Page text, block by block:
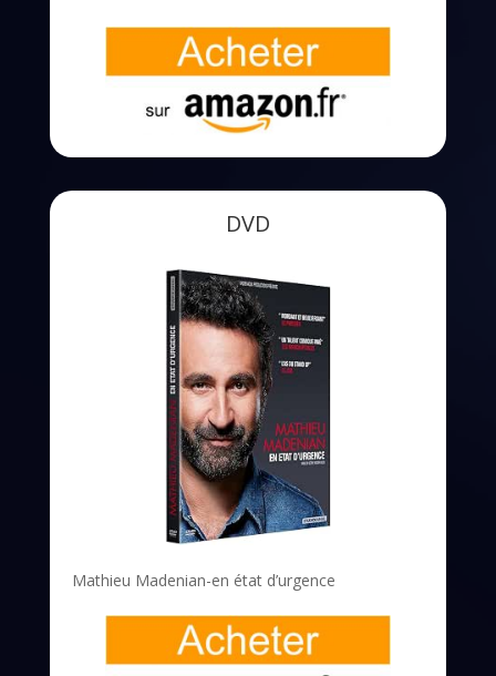
DVD
Mathieu Madenian-en état d’urgence